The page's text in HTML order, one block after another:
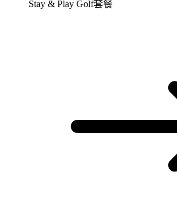
Stay & Play Golf套餐